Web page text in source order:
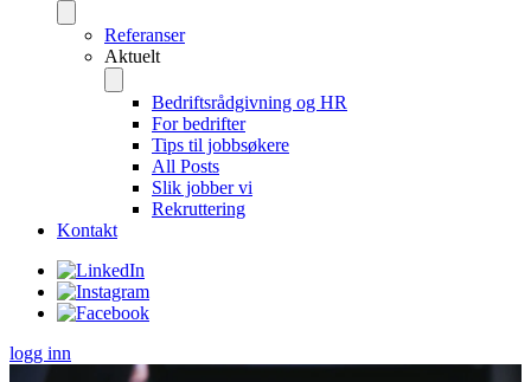
Referanser
Aktuelt
Bedriftsrådgivning og HR
For bedrifter
Tips til jobbsøkere
All Posts
Slik jobber vi
Rekruttering
Kontakt
logg inn